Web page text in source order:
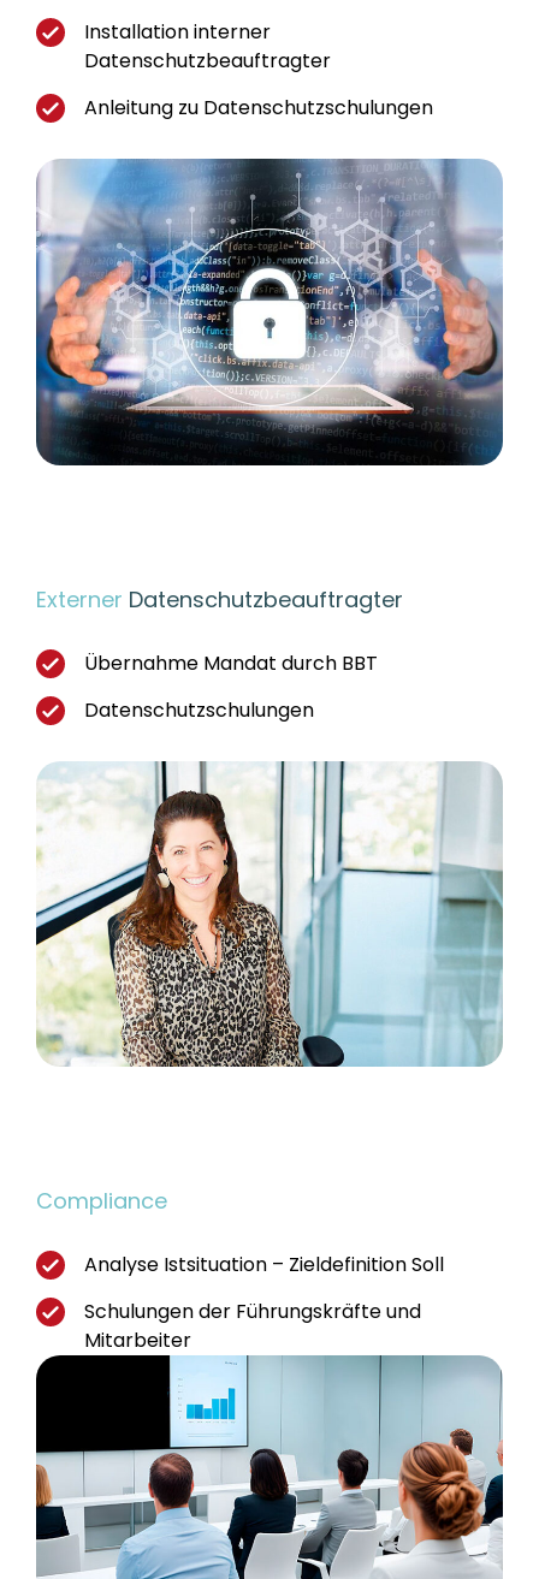
Installation interner
Datenschutzbeauftragter
Anleitung zu Datenschutzschulungen
Externer Datenschutzbeauftragter
Übernahme Mandat durch BBT
Datenschutzschulungen
Compliance
Analyse Istsituation – Zieldefinition Soll
Schulungen der Führungskräfte und
Mitarbeiter